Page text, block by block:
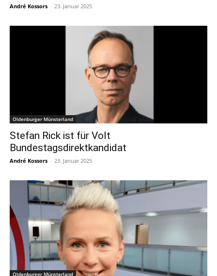
André Kossors - 23. Januar 2025
Oldenburger Münsterland
Stefan Rick ist für Volt
Bundestagsdirektkandidat
André Kossors - 23. Januar 2025
Oldenburger Münsterland